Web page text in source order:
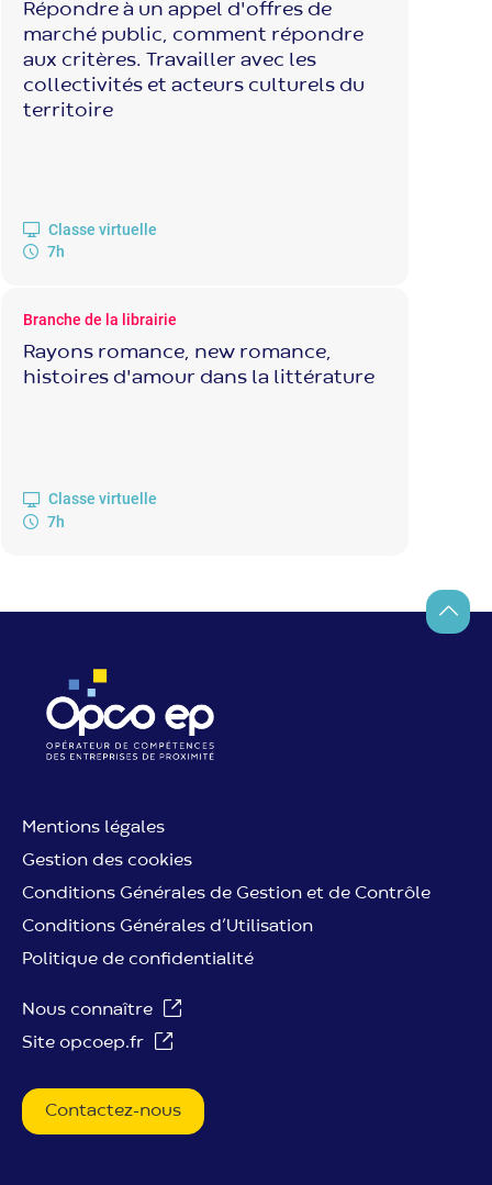
Répondre à un appel d'offres de
marché public, comment répondre
aux critères. Travailler avec les
collectivités et acteurs culturels du
territoire
Classe virtuelle
7h
Branche de la librairie
Rayons romance, new romance,
histoires d'amour dans la littérature
Classe virtuelle
7h
Mentions légales
Gestion des cookies
Conditions Générales de Gestion et de Contrôle
Conditions Générales d’Utilisation
Politique de confidentialité
Nous connaître
Site opcoep.fr
Contactez-nous